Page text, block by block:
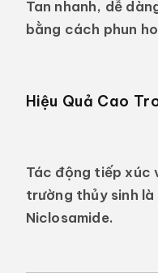
Tan nhanh, dễ
bằng cách phun
Hiệu Quả Cao
Tác động tiếp xúc
trường thủy sinh
Niclosamide.